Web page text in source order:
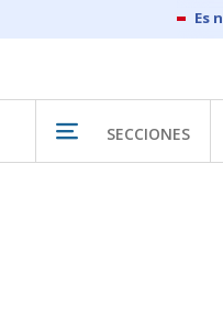
SECCIONES